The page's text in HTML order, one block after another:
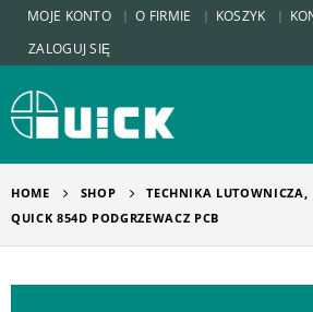
MOJE KONTO O FIRMIE KOSZYK
ZALOGUJ SIĘ
HOME SHOP TECHNIKA LUTOWNICZA,
QUICK 854D PODGRZEWACZ PCB